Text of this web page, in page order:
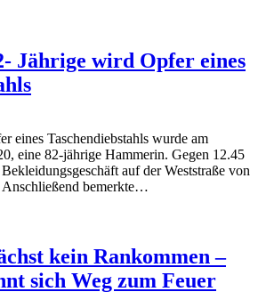
Jährige wird Opfer eines
eines Taschendiebstahls wurde am
eine 82-jährige Hammerin. Gegen 12.45
auf der Weststraße von
bemerkte…
kein Rankommen –
sich Weg zum Feuer